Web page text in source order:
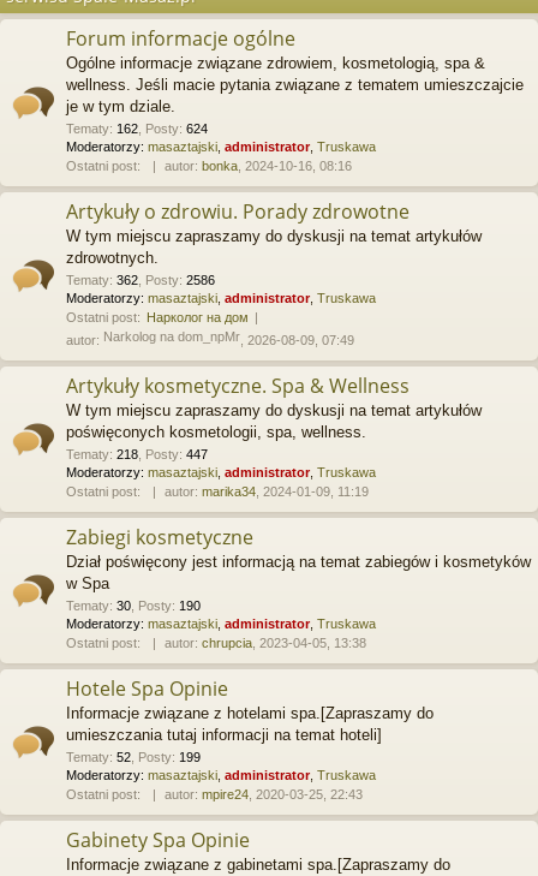
Forum informacje ogólne
Ogólne informacje związane zdrowiem, kosmetologią, spa &
wellness. Jeśli macie pytania związane z tematem umieszczajcie
je w tym dziale.
Tematy: 162 Posty: 624
Moderatorzy: masaztajski administrator, Truskawa
Ostatni post:
autor: bonka , 2024-10-16, 08:16
Artykuły o zdrowiu. Porady zdrowotne
W tym miejscu zapraszamy do dyskusji na temat artykułów
zdrowotnych.
Tematy: 362 Posty: 2586
Moderatorzy: masaztajski administrator, Truskawa
Ostatni post: Нарколог на дом
autor: Narkolog na dom_npMr , 2026-08-09, 07:49
Artykuły kosmetyczne. Spa & Wellness
W tym miejscu zapraszamy do dyskusji na temat artykułów
poświęconych kosmetologii, spa, wellness.
Tematy: 218 Posty: 447
Moderatorzy: masaztajski administrator, Truskawa
Ostatni post:
autor: marika34 , 2024-01-09, 11:19
Zabiegi kosmetyczne
Dział poświęcony jest informacją na temat zabiegów i kosmetyków
w Spa
Tematy: 30 Posty: 190
Moderatorzy: masaztajski administrator, Truskawa
Ostatni post:
autor: chrupcia , 2023-04-05, 13:38
Hotele Spa Opinie
Informacje związane z hotelami spa.[Zapraszamy do
umieszczania tutaj informacji na temat hoteli]
Tematy: 52 Posty: 199
Moderatorzy: masaztajski administrator, Truskawa
Ostatni post:
autor: mpire24 , 2020-03-25, 22:43
Gabinety Spa Opinie
Informacje związane z gabinetami spa.[Zapraszamy do